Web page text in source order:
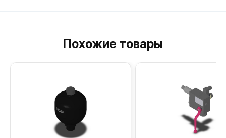
Похожие товары